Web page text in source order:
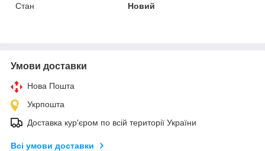
Стан
Новий
Умови доставки
Нова Пошта
Укрпошта
Доставка кур'єром по всій території України
Всі умови доставки